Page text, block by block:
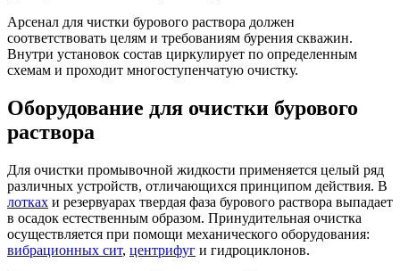
Арсенал для чистки бурового раствора должен
соответствовать целям и требованиям бурения скважин.
Внутри установок состав циркулирует по определенным
схемам и проходит многоступенчатую очистку.
Оборудование для очистки бурового
раствора
Для очистки промывочной жидкости применяется целый ряд
различных устройств, отличающихся принципом действия. В
лотках и резервуарах твердая фаза бурового раствора выпадает
в осадок естественным образом. Принудительная очистка
осуществляется при помощи механического оборудования:
вибрационных сит, центрифуг и гидроциклонов.